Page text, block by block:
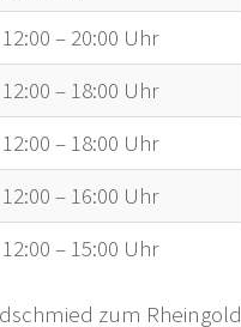
12:00 – 20:00 Uhr
12:00 – 18:00 Uhr
12:00 – 18:00 Uhr
12:00 – 16:00 Uhr
12:00 – 15:00 Uhr
zum Rheingold